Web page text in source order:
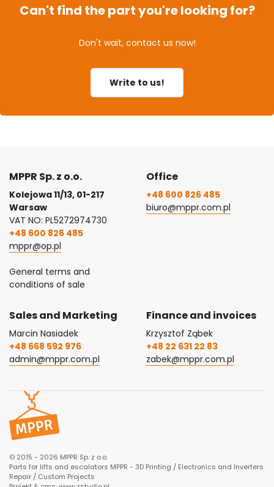
Can't find the part you're looking for?
Don't wait, contact us now!
Write to us!
MPPR Sp. z o.o.
Kolejowa 11/13, 01-217
Warsaw
VAT NO: PL5272974730
+48 600 826 485
mppr@op.pl
General terms and
conditions of sale
Office
+48 600 826 485
biuro@mppr.com.pl
Sales and Marketing
Marcin Nasiadek
+48 668 592 976
admin@mppr.com.pl
Finance and invoices
Krzysztof Ząbek
+48 22 631 22 83
zabek@mppr.com.pl
© 2015 - 2026 MPPR Sp. z o.o.
Parts for lifts and escalators MPPR - 3D Printing / Electronics and Inverters
Repair / Custom Projects